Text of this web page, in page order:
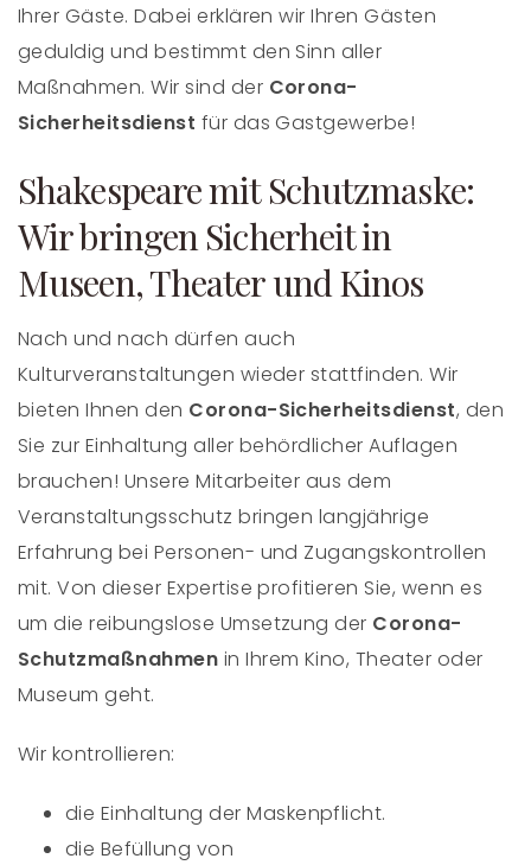
Ihrer Gäste. Dabei erklären wir Ihren Gästen
geduldig und bestimmt den Sinn aller
Maßnahmen. Wir sind der Corona-
Sicherheitsdienst für das Gastgewerbe!
Shakespeare mit Schutzmaske:
Wir bringen Sicherheit in
Museen, Theater und Kinos
Nach und nach dürfen auch
Kulturveranstaltungen wieder stattfinden. Wir
bieten Ihnen den Corona-Sicherheitsdienst, den
Sie zur Einhaltung aller behördlicher Auflagen
brauchen! Unsere Mitarbeiter aus dem
Veranstaltungsschutz bringen langjährige
Erfahrung bei Personen- und Zugangskontrollen
mit. Von dieser Expertise profitieren Sie, wenn es
um die reibungslose Umsetzung der Corona-
Schutzmaßnahmen in Ihrem Kino, Theater oder
Museum geht.
Wir kontrollieren:
die Einhaltung der Maskenpflicht.
die Befüllung von